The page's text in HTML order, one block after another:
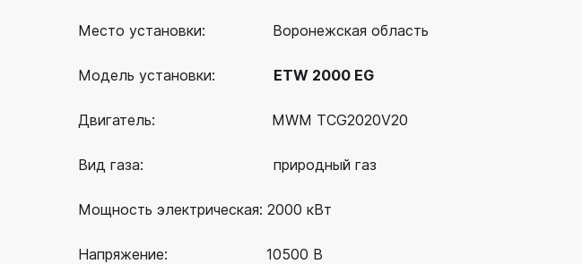
Место установки: Воронежская область
Модель установки: ETW 2000 EG
Двигатель: MWM TCG2020V20
Вид газа: природный газ
Мощность электрическая: 2000 кВт
Напряжение: 10500 В